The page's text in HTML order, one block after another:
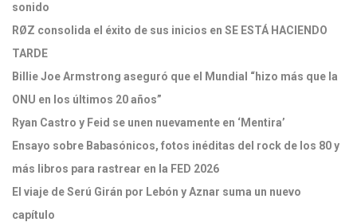
sonido
RØZ consolida el éxito de sus inicios en SE ESTÁ HACIENDO
TARDE
Billie Joe Armstrong aseguró que el Mundial “hizo más que la
ONU en los últimos 20 años”
Ryan Castro y Feid se unen nuevamente en ‘Mentira’
Ensayo sobre Babasónicos, fotos inéditas del rock de los 80 y
más libros para rastrear en la FED 2026
El viaje de Serú Girán por Lebón y Aznar suma un nuevo
capítulo